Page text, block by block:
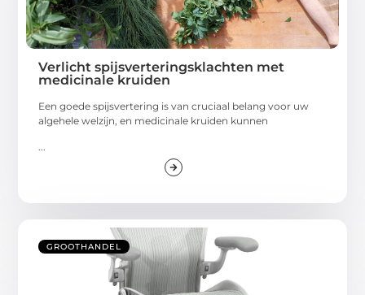
Verlicht spijsverteringsklachten met
medicinale kruiden
Een goede spijsvertering is van cruciaal belang voor uw
algehele welzijn, en medicinale kruiden kunnen
...
GROOTHANDEL